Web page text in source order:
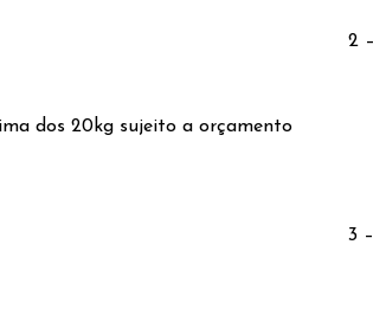
dos 20kg sujeito a orçamento
2
3